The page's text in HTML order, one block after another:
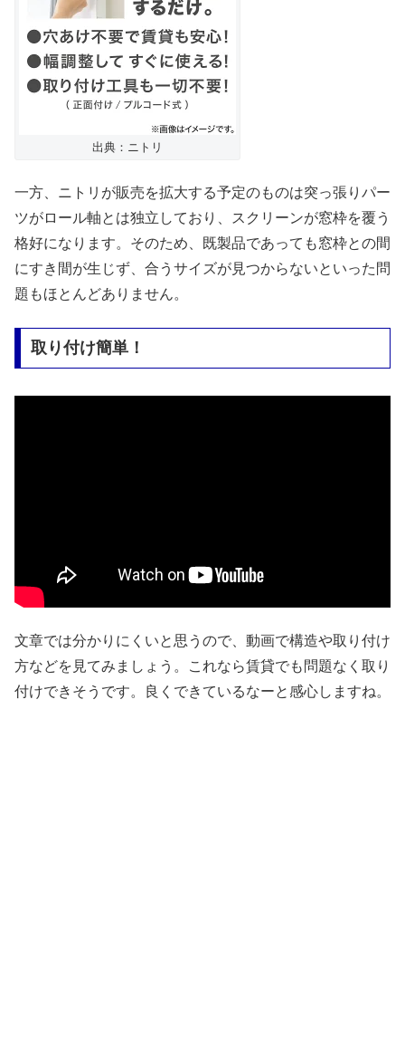
出典：ニトリ
一方、ニトリが販売を拡大する予定のものは突っ張りパー
ツがロール軸とは独立しており、スクリーンが窓枠を覆う
格好になります。そのため、既製品であっても窓枠との間
にすき間が生じず、合うサイズが見つからないといった問
題もほとんどありません。
取り付け簡単！
文章では分かりにくいと思うので、動画で構造や取り付け
方などを見てみましょう。これなら賃貸でも問題なく取り
付けできそうです。良くできているなーと感心しますね。